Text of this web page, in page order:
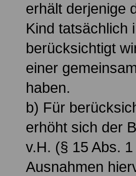
erhält derjenige
Kind tatsächlich
berücksichtigt
einer
haben.
b) Für
erhöht sich der
v.H. (§ 15 Abs.
Ausnahmen